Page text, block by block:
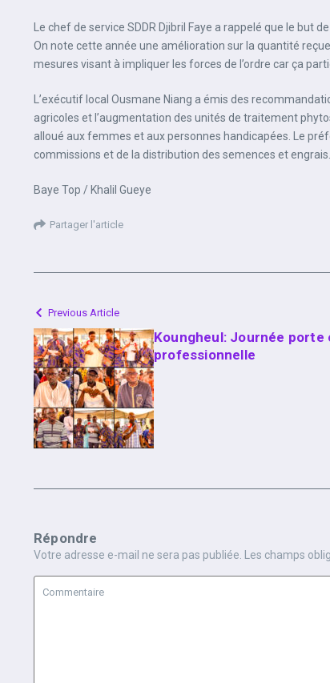
Le chef de service SDDR Djibril Faye a rappelé que le but
On note cette année une amélioration sur la quantité
mesures visant à impliquer les forces de l’ordre car ça
L’exécutif local Ousmane Niang a émis des
agricoles et l’augmentation des unités de traitement
alloué aux femmes et aux personnes handicapées. Le
commissions et de la distribution des semences et engrais.
Baye Top / Khalil Gueye
Partager l'article
Previous Article
Koungheul: Journée
professionnelle
Répondre
Votre adresse e-mail ne sera pas publiée. Les champs